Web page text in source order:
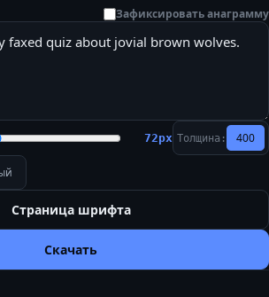
Зафиксировать анаграмму
72px Толщина: 400
Страница шрифта
Скачать